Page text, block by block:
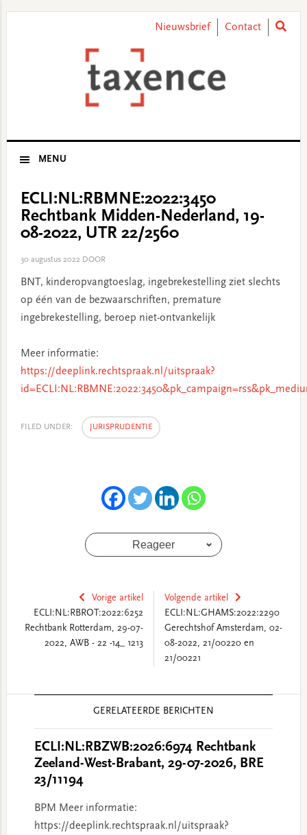
Nieuwsbrief Contact
MENU
ECLI:NL:RBMNE:2022:3450
Rechtbank Midden-Nederland, 19-
08-2022, UTR 22/2560
30 augustus 2022DOOR
BNT, kinderopvangtoeslag, ingebrekestelling ziet slechts
op één van de bezwaarschriften, premature
ingebrekestelling, beroep niet-ontvankelijk
Meer informatie:
https://deeplink.rechtspraak.nl/uitspraak?
FILED UNDER: JURISPRUDENTIE
Reageer
Vorige artikel
ECLI:NL:RBROT:2022:6252
Rechtbank Rotterdam, 29-07-
2022, AWB - 22 -14_ 1213
Volgende artikel
ECLI:NL:GHAMS:2022:2290
Gerechtshof Amsterdam, 02-
08-2022, 21/00220 en
21/00221
GERELATEERDE BERICHTEN
ECLI:NL:RBZWB:2026:6974 Rechtbank
Zeeland-West-Brabant, 29-07-2026, BRE
23/11194
BPM Meer informatie:
https://deeplink.rechtspraak.nl/uitspraak?